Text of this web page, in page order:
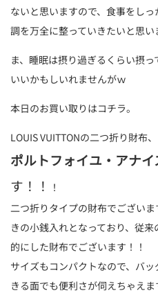
ないと思いますので、食事をし
調を万全に整っていきたいと思い
ま、睡眠は摂り過ぎるくらい摂
いいかもしいれませんがｗ
本日のお買い取りはコチラ。
LOUIS VUITTONの二つ折り財布、
ポルトフォイユ・アナイ
す！！
！
二つ折りタイプの財布でござい
きの小銭入れとなっており、従
的にした財布でございます！！
サイズもコンパクトなので、バ
きる面でも便利さが伺えちゃえま